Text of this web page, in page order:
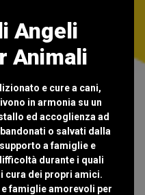
Angeli
Animali
e cure a cani,
in armonia su un
ed accoglienza ad
o salvati dalla
a famiglie e
durante i quali
cura dei propri amici.
famiglie amorevoli per